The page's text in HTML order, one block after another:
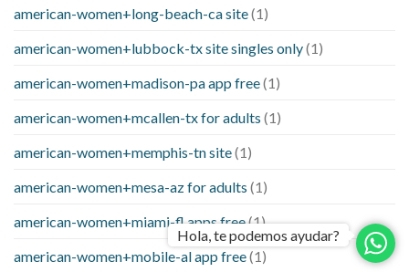
american-women+long-beach-ca site(1)
american-women+lubbock-tx site singles only(1)
american-women+madison-pa app free(1)
american-women+mcallen-tx for adults (1)
american-women+memphis-tn site(1)
american-women+mesa-az for adults (1)
american-women+miami-fl apps free(1)
american-women+mobile-al app free(1)
Hola, te podemos ayudar?